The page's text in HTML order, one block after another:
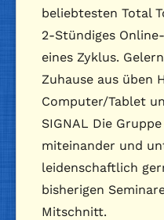
beliebtesten Total
2-Stündiges
eines Zyklus.
Zuhause aus üben
Computer/Tablet
SIGNAL Die
miteinander und
leidenschaftlich
bisherigen
Mitschnitt.